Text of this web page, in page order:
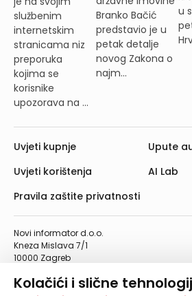
Kolačići i slične
službenim
internetskim
stranicama niz
preporuka
kojima se
korisnike
upozorava na ...
Branko Bačić
predstavio je u
petak detalje
novog Zakona o
najm...
u
Novi informator d.o.o.
Kneza Mislava 7/1
10000 Zagreb
Telefaks: 01/4612-553
Uvjeti kupnje
Uvjeti korištenja
Pravila zaštite privatnosti
Upute
AI Lab